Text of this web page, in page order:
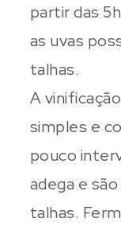
partir das
as uvas
talhas.
A
simples e
pouco
adega e
talhas.